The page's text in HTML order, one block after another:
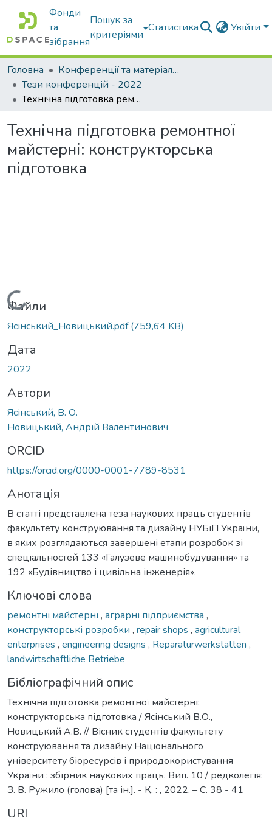
Фонди
та
зібрання
Пошук за
критеріями
Статистика Увійти
Головна
Конференції та матеріали конференцій
Тези конференцій - 2022
Технічна підготовка ремонтної майстерні: конструкторська підготовка
Технічна підготовка ремонтної
майстерні: конструкторська
підготовка
Вантажиться...
Файли
Ясінський_Новицький.pdf(759,64 KB)
Дата
2022
Автори
Ясінський, В. О.
Новицький, Андрій Валентинович
ORCID
https://orcid.org/0000-0001-7789-8531
Анотація
В статті представлена теза наукових праць студентів
факультету конструювання та дизайну НУБіП України,
в яких розглядаються завершені етапи розробок зі
спеціальностей 133 «Галузеве машинобудування» та
192 «Будівництво і цивільна інженерія».
Ключові слова
ремонтні майстерні , аграрні підприємства ,
конструкторські розробки , repair shops , agricultural
enterprises , engineering designs , Reparaturwerkstätten ,
landwirtschaftliche Betriebe
Бібліографічний опис
Технічна підготовка ремонтної майстерні:
конструкторська підготовка / Ясінський В.О.,
Новицький A.B. // Вісник студентів факультету
конструювання та дизайну Національного
університету біоресурсів і природокористування
України : збірник наукових праць. Вип. 10 / редколегія:
З. В. Ружило (голова) [та ін.]. - К. : , 2022. – С. 38 - 41
URI